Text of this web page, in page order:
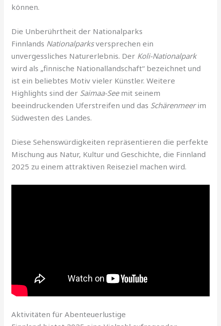
können.
Die Unberührtheit der Nationalparks
Finnlands Nationalparksversprechen ein
unvergessliches Naturerlebnis. Der Koli-Nationalpark
wird als „finnische Nationallandschaft“ bezeichnet und
ist ein beliebtes Motiv vieler Künstler. Weitere
Highlights sind der Saimaa-Seemit seinem
beeindruckenden Uferstreifen und das Schärenmeerim
Südwesten des Landes.
Diese Sehenswürdigkeiten repräsentieren die perfekte
Mischung aus Natur, Kultur und Geschichte, die Finnland
2025 zu einem attraktiven Reiseziel machen wird.
Aktivitäten für Abenteuerlustige